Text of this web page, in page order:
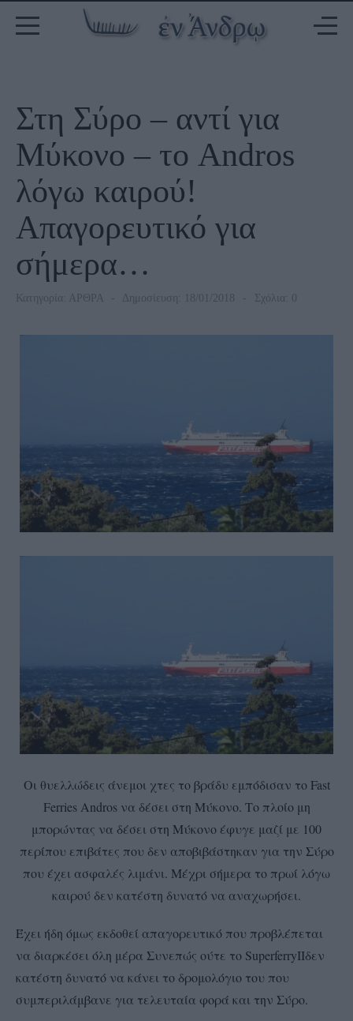
Στη Σύρο – αντί για
Μύκονο – το Andros
λόγω καιρού!
Απαγορευτικό για
σήμερα…
Κατηγορία: ΑΡΘΡΑ Δημοσίευση: 18/01/2018 Σχόλια: 0
Οι θυελλώδεις άνεμοι χτες το βράδυ εμπόδισαν το Fast
Ferries Andros να δέσει στη Μύκονο. Το πλοίο μη
μπορώντας να δέσει στη Μύκονο έφυγε μαζί με 100
περίπου επιβάτες που δεν αποβιβάστηκαν για την Σύρο
που έχει ασφαλές λιμάνι. Μέχρι σήμερα το πρωί λόγω
καιρού δεν κατέστη δυνατό να αναχωρήσει.
Έχει ήδη όμως εκδοθεί απαγορευτικό που προβλέπεται
να διαρκέσει όλη μέρα Συνεπώς ούτε το SuperferryIIδεν
κατέστη δυνατό να κάνει το δρομολόγιο του που
συμπεριλάμβανε για τελευταία φορά και την Σύρο.